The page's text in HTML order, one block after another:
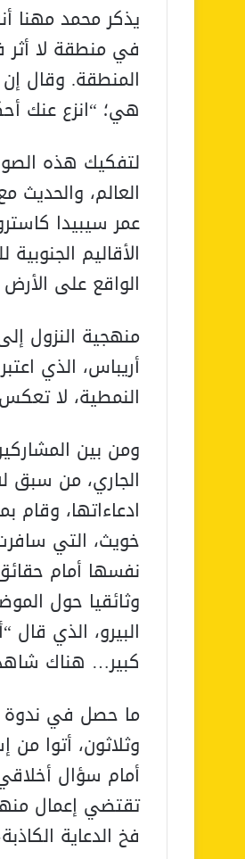
يذكر محمد مهنا
في منطقة لا أثر
المنطقة. وقال
هي؛ “انزع عنك
لتفكيك هذه
العالم،
عمر سيبيدا
الأقاليم
الواقع على
منهجية النزول
أريباس، الذي
النمطية، لا
الجاري، من سبق
ادعاءاتها، وقام
خويث، التي
نفسها أمام
وثائقيا حول
البيرو، الذي
كبير… هناك
ما حصل في ندوة
وثلاثون، أتوا من
أمام سؤال
تقتضي إعمال
فخ الدعاية